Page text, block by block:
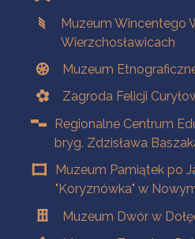
Muzeum Wincentego
Wierzchosławicach
Muzeum
Zagroda Felicji
Regionalne Centrum
bryg. Zdzisława
Muzeum Pamiątek po
"Koryznówka" w
Muzeum Dwór w